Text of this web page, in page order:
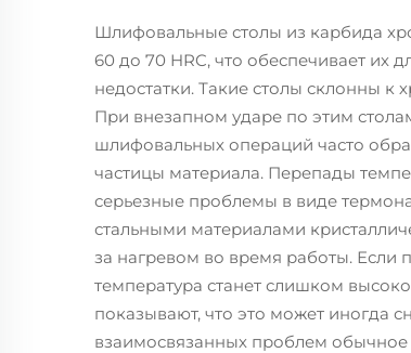
Шлифовальные столы из карбида
60 до 70 HRC, что обеспечивает их
недостатки. Такие столы склонны к
При внезапном ударе по этим
шлифовальных операций часто
частицы материала. Перепады
серьезные проблемы в виде
стальными материалами
за нагревом во время работы. Если
температура станет слишком
показывают, что это может иногда
взаимосвязанных проблем